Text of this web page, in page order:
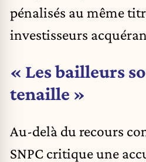
pénalisés au même
investisseurs
« Les bailleurs
tenaille »
Au-delà du recours
SNPC critique une